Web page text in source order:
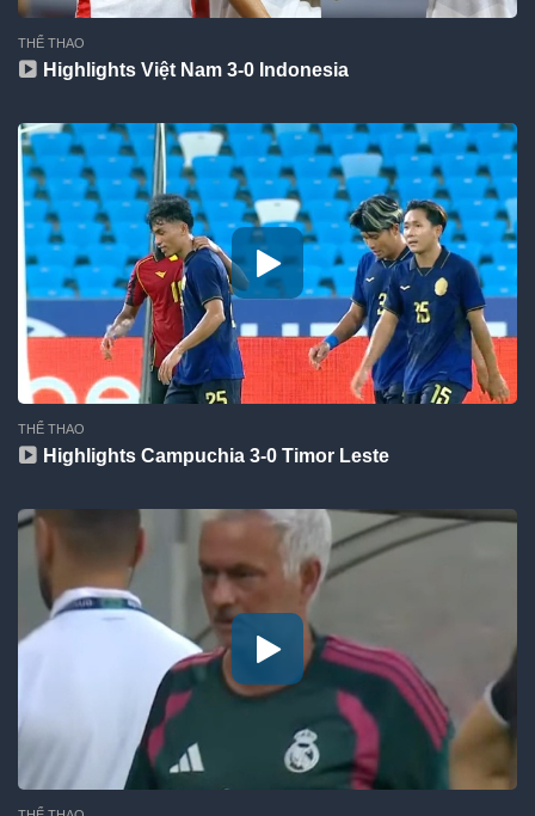
THỂ THAO
Highlights Việt Nam 3-0 Indonesia
THỂ THAO
Highlights Campuchia 3-0 Timor Leste